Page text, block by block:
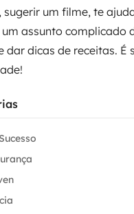
sugerir um filme, te
assunto complicado
dar dicas de receitas. É